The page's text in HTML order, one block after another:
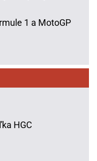
1 a MotoGP
HGC